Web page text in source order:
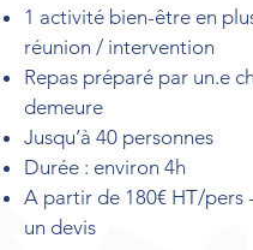
1 activité bien-être en
réunion / intervention
Repas préparé par un.e
demeure
Jusqu’à 40 personnes
Durée : environ 4h
A partir de 180€ HT/pers
un devis